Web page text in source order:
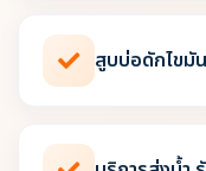
สูบบ่อดักไขมั